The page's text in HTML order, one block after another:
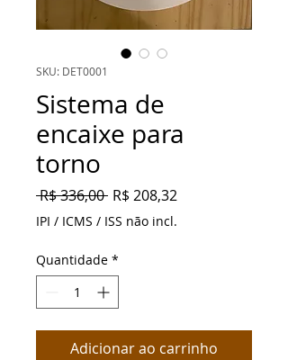
SKU: DET0001
Sistema de
encaixe para
torno
R$ 336,00 Preço
normal
R$ 208,32Preço
IPI / ICMS / ISS não incl.
Quantidade *
Adicionar ao carrinho